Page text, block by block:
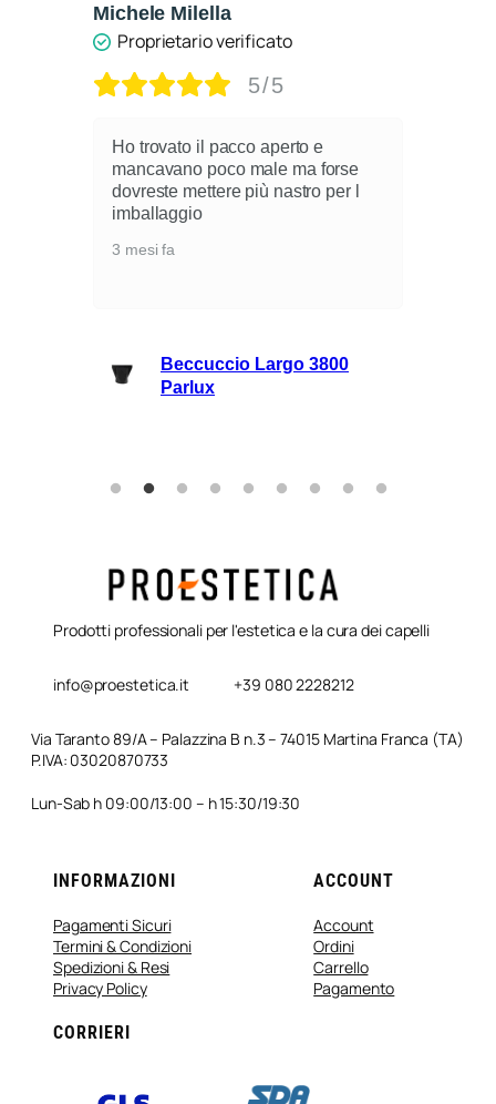
Michele Milella
Proprietario verificato
5/5
Ho trovato il pacco aperto e
mancavano poco male ma forse
dovreste mettere più nastro per l
imballaggio
3 mesi fa
Beccuccio Largo 3800
Parlux
Prodotti professionali per l'estetica e la cura dei capelli
info@proestetica.it +39 080 2228212
Via Taranto 89/A – Palazzina B n.3 – 74015 Martina Franca (TA)
P.IVA: 03020870733
Lun-Sab h 09:00/13:00 – h 15:30/19:30
INFORMAZIONI
Pagamenti Sicuri
Termini & Condizioni
Spedizioni & Resi
Privacy Policy
ACCOUNT
Account
Ordini
Carrello
Pagamento
CORRIERI